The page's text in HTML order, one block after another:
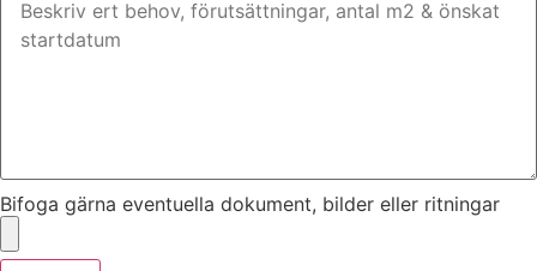
Bifoga gärna eventuella dokument, bilder eller ritningar